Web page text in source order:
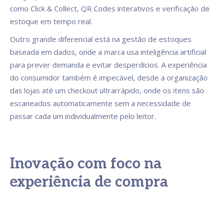
como Click & Collect, QR Codes interativos e verificação de
estoque em tempo real.
Outro grande diferencial está na gestão de estoques
baseada em dados, onde a marca usa inteligência artificial
para prever demanda e evitar desperdícios. A experiência
do consumidor também é impecável, desde a organização
das lojas até um checkout ultrarrápido, onde os itens são
escaneados automaticamente sem a necessidade de
passar cada um individualmente pelo leitor.
Inovação com foco na
experiência de compra